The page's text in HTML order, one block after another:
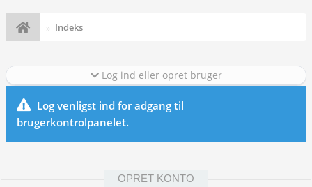
Indeks
Log ind eller opret bruger
Log venligst ind for adgang til
brugerkontrolpanelet.
OPRET KONTO